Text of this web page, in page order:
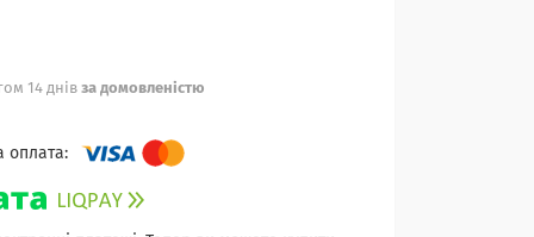
14 днів за домовленістю